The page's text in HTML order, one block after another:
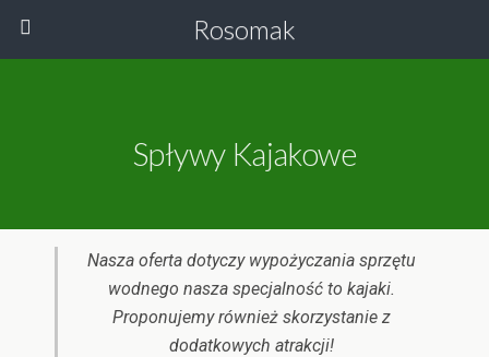
Rosomak
Spływy Kajakowe
Nasza oferta dotyczy wypożyczania sprzętu
wodnego nasza specjalność to kajaki.
Proponujemy również skorzystanie z
dodatkowych atrakcji!